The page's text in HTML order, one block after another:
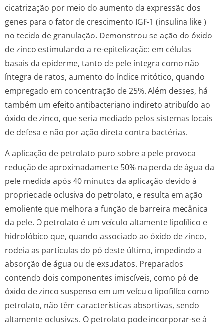
cicatrização por meio do aumento da expressão dos
genes para o fator de crescimento IGF-1 (insulina like)
no tecido de granulação. Demonstrou-se ação do óxido
de zinco estimulando a re-epitelização: em células
basais da epiderme, tanto de pele íntegra como não
íntegra de ratos, aumento do índice mitótico, quando
empregado em concentração de 25%. Além desses, há
também um efeito antibacteriano indireto atribuído ao
óxido de zinco, que seria mediado pelos sistemas locais
de defesa e não por ação direta contra bactérias.
A aplicação de petrolato puro sobre a pele provoca
redução de aproximadamente 50% na perda de água da
pele medida após 40 minutos da aplicação devido à
propriedade oclusiva do petrolato, e resulta em ação
emoliente que melhora a função de barreira mecânica
da pele. O petrolato é um veículo altamente lipofílico e
hidrofóbico que, quando associado ao óxido de zinco,
rodeia as partículas do pó deste último, impedindo a
absorção de água ou de exsudatos. Preparados
contendo dois componentes imiscíveis, como pó de
óxido de zinco suspenso em um veículo lipofilíco como
petrolato, não têm características absortivas, sendo
altamente oclusivas. O petrolato pode incorporar-se à